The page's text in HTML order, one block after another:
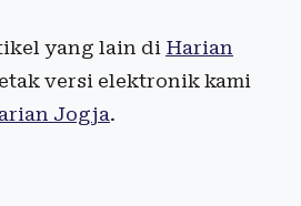
yang lain di Harian
versi elektronik kami
Jogja.